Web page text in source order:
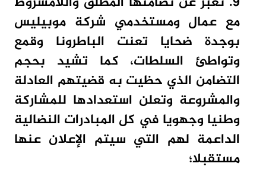
مع عمال ومستخدمي شركة موبيليس
بوجدة ضحايا تعنت الباطرونا وقمع
وتواطئ السلطات، كما تشيد بحجم
التضامن الذي حظيت به قضيتهم العادلة
والمشروعة وتعلن استعدادها للمشاركة
وطنيا وجهويا في كل المبادرات النضالية
الداعمة لهم التي سيتم الإعلان عنها
مستقبلا؛